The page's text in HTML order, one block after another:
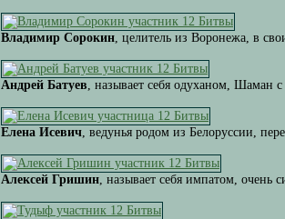
Владимир Сорокин, целитель из Воронежа, в
Андрей Батуев, называет себя одуханом, Шаман с
Елена Исевич, ведунья родом из Белоруссии,
Алексей Гришин, называет себя импатом, очень